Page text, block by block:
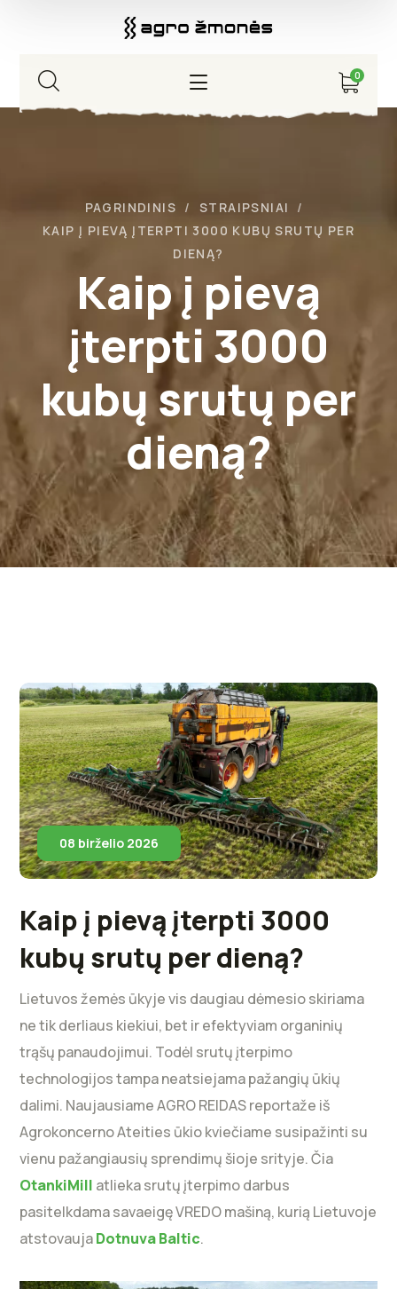
0
Kaip į pievą
įterpti 3000
kubų srutų per
dieną?
PAGRINDINIS
STRAIPSNIAI
KAIP Į PIEVĄ ĮTERPTI 3000 KUBŲ SRUTŲ PER
DIENĄ?
08 birželio 2026
Kaip į pievą įterpti 3000
kubų srutų per dieną?
Lietuvos žemės ūkyje vis daugiau dėmesio skiriama
ne tik derliaus kiekiui, bet ir efektyviam organinių
trąšų panaudojimui. Todėl srutų įterpimo
technologijos tampa neatsiejama pažangių ūkių
dalimi. Naujausiame AGRO REIDAS reportaže iš
Agrokoncerno Ateities ūkio kviečiame susipažinti su
vienu pažangiausių sprendimų šioje srityje. Čia
OtankiMill atlieka srutų įterpimo darbus
pasitelkdama savaeigę VREDO mašiną, kurią Lietuvoje
atstovaujaDotnuva Baltic.